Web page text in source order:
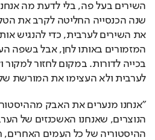
לערבית ולא העצימו את המורשת